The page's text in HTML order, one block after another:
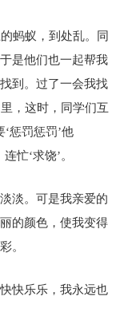
蚂蚁，到处乱。同
是他们也一起帮我
到。过了一会我找
，这时，同学们互
惩罚惩罚’他
忙‘求饶’。
淡。可是我亲爱的
的颜色，使我变得
。
快乐乐，我永远也